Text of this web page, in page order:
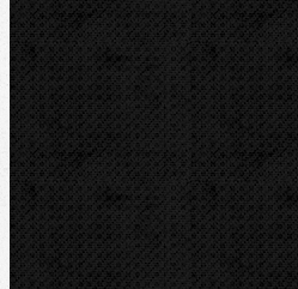
U nás zaplatíte
1 080,00 Kč
U nás zaplatíte s DPH